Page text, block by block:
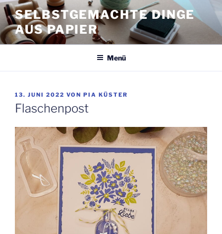
Zum
Inhalt
springen
SELBSTGEMACHTE DINGE
AUS PAPIER
Menü
VERÖFFENTLICHT
AM
13. JUNI 2022 VON PIA KÜSTER
Flaschenpost